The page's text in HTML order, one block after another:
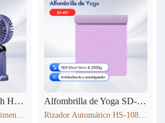
Minifan USB Haitech HSF-N15 Alfombrilla de Yoga SD-401
Rizador Automático HS-108 183*61cm*6mm & 2000g Antideslizante y amortiguador